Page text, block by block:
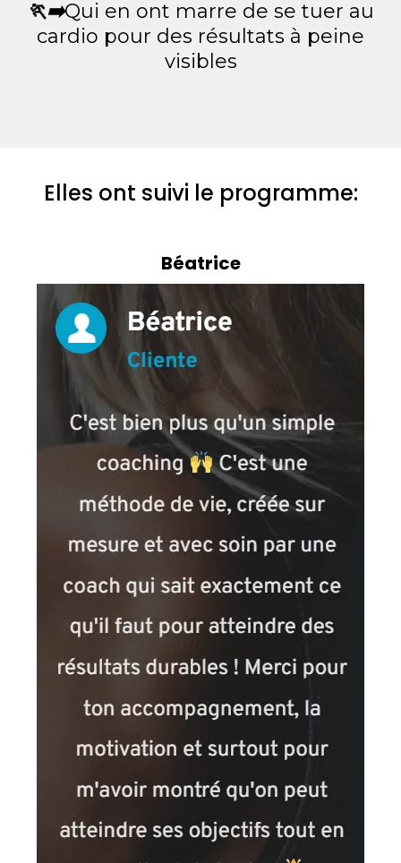
🏃‍➡️Qui en ont marre de se tuer au
cardio pour des résultats à peine
visibles
Elles ont suivi le programme:
Béatrice